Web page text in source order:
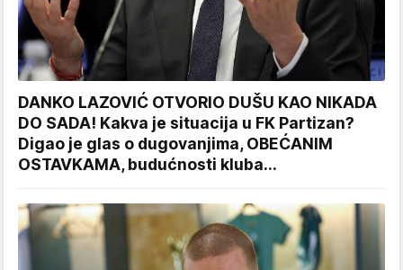
DANKO LAZOVIĆ OTVORIO DUŠU KAO NIKADA
DO SADA! Kakva je situacija u FK Partizan?
Digao je glas o dugovanjima, OBEĆANIM
OSTAVKAMA, budućnosti kluba...